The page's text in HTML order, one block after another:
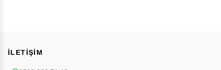
İLETİŞİM